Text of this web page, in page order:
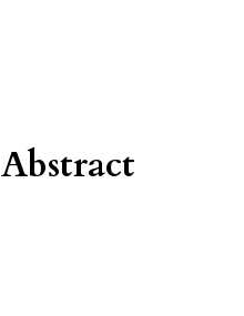
Abstract